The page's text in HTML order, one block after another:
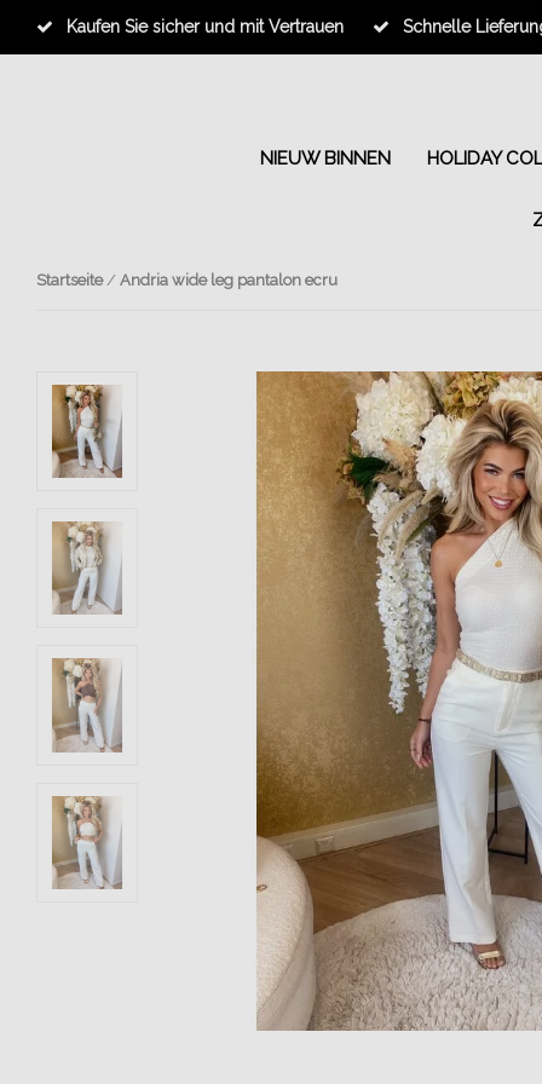
Kaufen Sie sicher und mit Vertrauen Schnelle
NIEUW BINNEN HOLIDAY
Startseite/ Andria wide leg pantalon ecru